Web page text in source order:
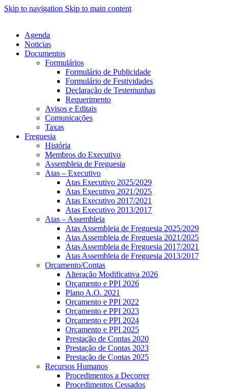
Skip to navigation Skip to main content
Agenda
Noticias
Documentos
Formulários
Formulário de Publicidade
Formulário de Festividades
Declaração de Testemunhas
Requerimento
Avisos e Editais
Comunicações
Taxas
Freguesia
História
Membros do Executivo
Assembleia de Freguesia
Atas – Executivo
Atas Executivo 2025/2029
Atas Executivo 2021/2025
Atas Executivo 2017/2021
Atas Executivo 2013/2017
Atas – Assembleia
Atas Assembleia de Freguesia 2025/2029
Atas Assembleia de Freguesia 2021/2025
Atas Assembleia de Freguesia 2017/2021
Atas Assembleia de Freguesia 2013/2017
Orçamento/Contas
Alteração Modificativa 2026
Orçamento e PPI 2026
Plano A.O. 2021
Orçamento e PPI 2022
Orçamento e PPI 2023
Orçamento e PPI 2024
Orçamento e PPI 2025
Prestação de Contas 2020
Prestação de Contas 2023
Prestação de Contas 2025
Recursos Humanos
Procedimentos a Decorrer
Procedimentos Cessados